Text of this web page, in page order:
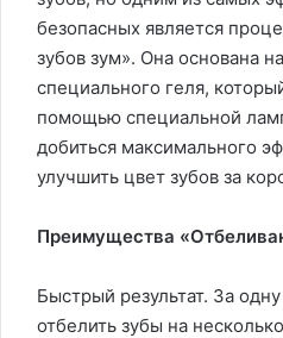
безопасных является
зубов зум». Она основана
специального геля,
помощью специальной
добиться максимального
улучшить цвет зубов за
Преимущества
Быстрый результат. За
отбелить зубы на